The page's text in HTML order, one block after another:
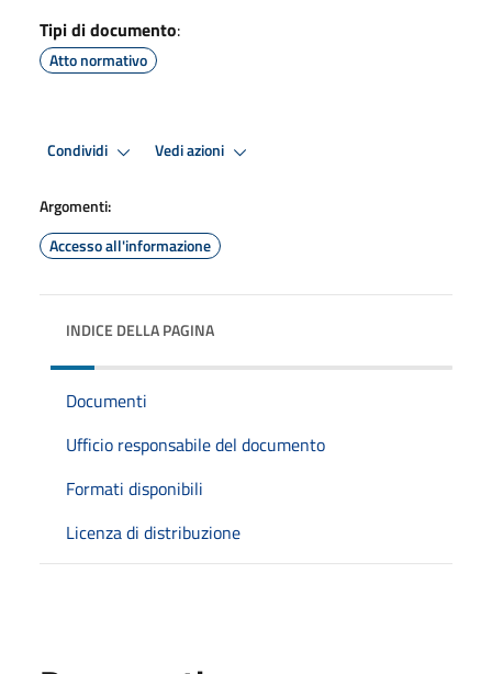
Tipi di documento:
Atto normativo
Condividi Vedi azioni
Argomenti:
Accesso all'informazione
INDICE DELLA PAGINA
Documenti
Ufficio responsabile del documento
Formati disponibili
Licenza di distribuzione